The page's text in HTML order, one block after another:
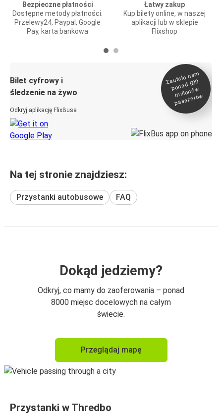
Bezpieczne płatności
Dostępne metody płatności:
Przelewy24, Paypal, Google
Pay, karta bankowa
Łatwy zakup
Kup bilety online, w naszej
aplikacji lub w sklepie
Flixshop
Bilet cyfrowy i
śledzenie na żywo
Odkryj aplikację FlixBusa
Zaufało na
m
ponad 500
milionó
w
pasażeró
w
Na tej stronie znajdziesz:
Przystanki autobusowe FAQ
Dokąd jedziemy?
Odkryj, co mamy do zaoferowania – ponad
8000 miejsc docelowych na całym
świecie.
Przeglądaj mapę
Przystanki w Thredbo